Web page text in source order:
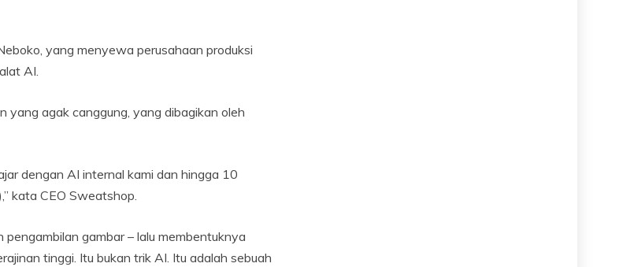
yang menyewa perusahaan produksi
AI.
yang agak canggung, yang dibagikan oleh
dengan AI internal kami dan hingga 10
kata CEO Sweatshop.
gambar – lalu membentuknya
tinggi. Itu bukan trik AI. Itu adalah sebuah